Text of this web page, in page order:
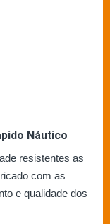
Náutico
resistentes as
com as
e qualidade dos